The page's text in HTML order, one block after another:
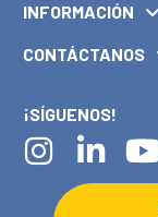
INFORMACIÓN
CONTÁCTANOS
¡SÍGUENOS!